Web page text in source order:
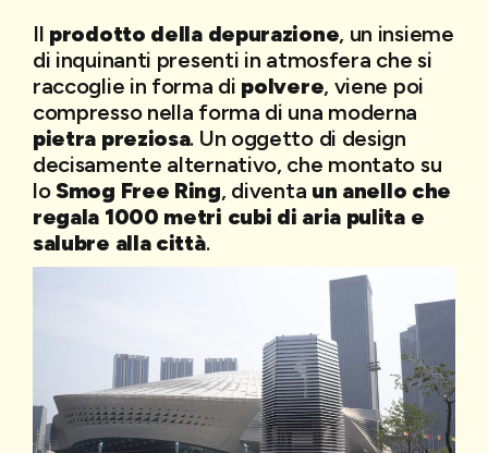
Il prodotto della depurazione, un insieme
di inquinanti presenti in atmosfera che si
raccoglie in forma di polvere, viene poi
compresso nella forma di una moderna
pietra preziosa. Un oggetto di design
decisamente alternativo, che montato su
loSmog Free Ring, diventa un anello che
regala 1000 metri cubi di aria pulita e
salubre alla città.